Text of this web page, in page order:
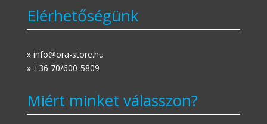
Elérhetőségünk
» info@ora-store.hu
» +36 70/600-5809
Miért minket válasszon?